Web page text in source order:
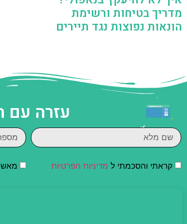
מדריך בטיחות ורשימת
הונאות נפוצות נגד תיירים
עזרה עם
קראתי והסכמתי ל מדיניות הפרטיות